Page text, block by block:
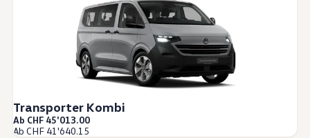
Transporter Kombi
Ab CHF 45'013.00
Ab CHF 41'640.15